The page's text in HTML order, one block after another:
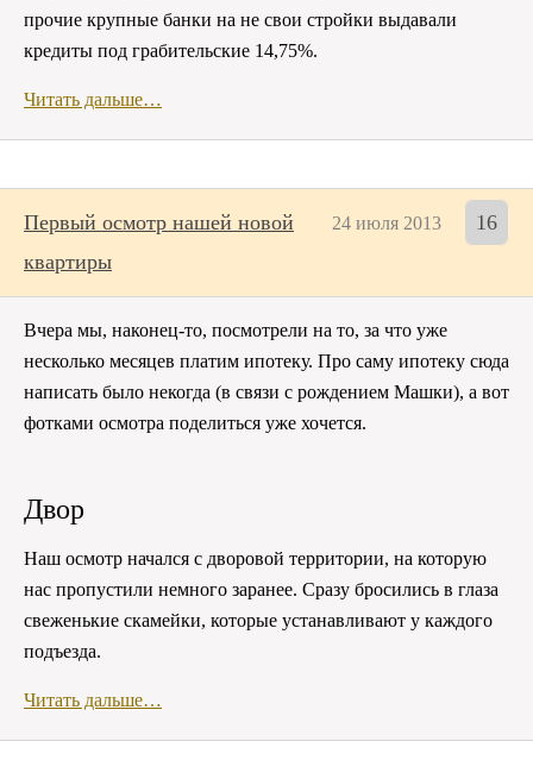
прочие крупные банки на не свои стройки выдавали
кредиты под грабительские 14,75%.
Читать дальше…
24 июля 2013 16
Первый осмотр нашей новой
квартиры
Вчера мы, наконец-то, посмотрели на то, за что уже
несколько месяцев платим ипотеку. Про саму ипотеку сюда
написать было некогда (в связи с рождением Машки), а вот
фотками осмотра поделиться уже хочется.
Двор
Наш осмотр начался с дворовой территории, на которую
нас пропустили немного заранее. Сразу бросились в глаза
свеженькие скамейки, которые устанавливают у каждого
подъезда.
Читать дальше…